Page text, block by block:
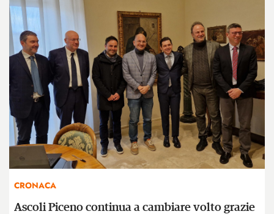
CRONACA
Ascoli Piceno continua a cambiare volto grazie